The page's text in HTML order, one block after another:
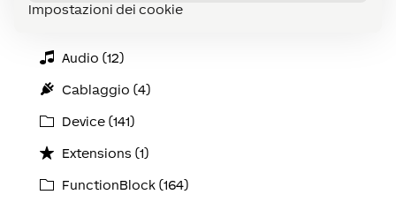
Impostazioni dei cookie
Audio (12)
Cablaggio (4)
Device (141)
Extensions (1)
FunctionBlock (164)